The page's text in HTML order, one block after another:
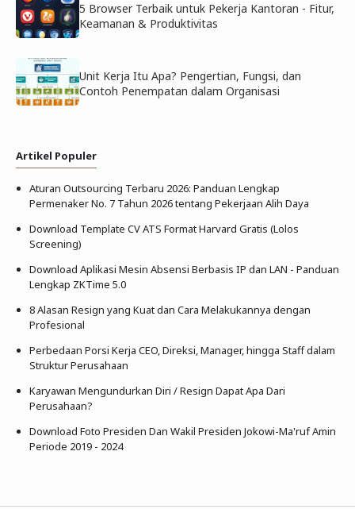
5 Browser Terbaik untuk Pekerja Kantoran - Fitur,
Keamanan & Produktivitas
Unit Kerja Itu Apa? Pengertian, Fungsi, dan
Contoh Penempatan dalam Organisasi
Artikel Populer
Aturan Outsourcing Terbaru 2026: Panduan Lengkap
Permenaker No. 7 Tahun 2026 tentang Pekerjaan Alih Daya
Download Template CV ATS Format Harvard Gratis (Lolos
Screening)
Download Aplikasi Mesin Absensi Berbasis IP dan LAN - Panduan
Lengkap ZKTime 5.0
8 Alasan Resign yang Kuat dan Cara Melakukannya dengan
Profesional
Perbedaan Porsi Kerja CEO, Direksi, Manager, hingga Staff dalam
Struktur Perusahaan
Karyawan Mengundurkan Diri / Resign Dapat Apa Dari
Perusahaan?
Download Foto Presiden Dan Wakil Presiden Jokowi-Ma'ruf Amin
Periode 2019 - 2024